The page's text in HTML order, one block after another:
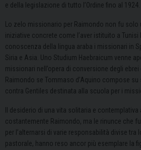
e della legislazione di tutto l’Ordine fino al 1924.
Lo zelo missionario per Raimondo non fu
iniziative concrete come l’aver istituito a
conoscenza della lingua araba i missionari in
Siria e Asia. Uno Studium Haebraicum venne
missionari nell’opera di conversione degli ebrei
Raimondo se Tommaso d’Aquino compose
contra Gentiles destinata alla scuola per i
Il desiderio di una vita solitaria e
costantemente Raimondo, ma le rinunce che
per l’alternarsi di varie responsabilità divise tra
pastorale, hanno reso ancor più esemplare la